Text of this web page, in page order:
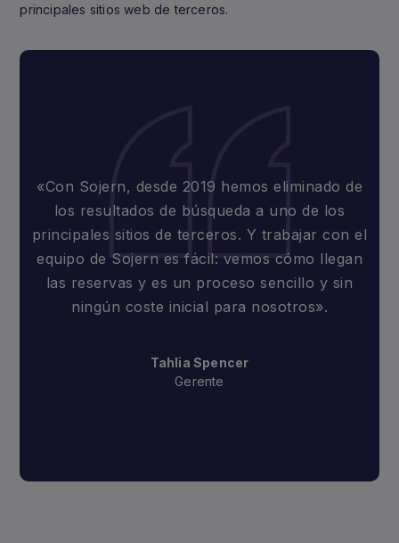
principales sitios web de terceros.
«Con Sojern, desde 2019 hemos eliminado de
los resultados de búsqueda a uno de los
principales sitios de terceros. Y trabajar con el
equipo de Sojern es fácil: vemos cómo llegan
las reservas y es un proceso sencillo y sin
ningún coste inicial para nosotros».
Tahlia Spencer
Gerente